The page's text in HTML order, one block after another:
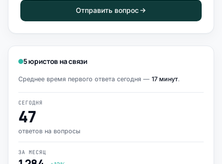
Отправить вопрос
5 юристов на связи
Среднее время первого ответа сегодня — 17 минут.
СЕГОДНЯ
47
ответов на вопросы
ЗА МЕСЯЦ